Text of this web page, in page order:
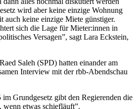
wird aber keine einzige Wohnung
auch keine einzige Miete günstiger.
sich die Lage für Mieter:innen in
Versagen”, sagt Lara Eckstein,
Saleh (SPD) hatten einander am
Interview mit der rbb-Abendschau
Grundgesetz gibt den Regierenden die
etwas schiefläuft”.